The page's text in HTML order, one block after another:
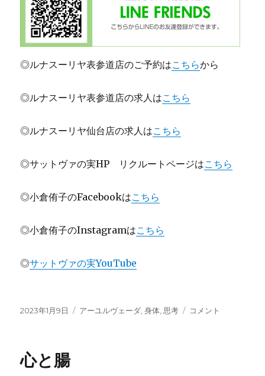
◎ルナスーリヤ表参道店のご予約はこちらから
◎ルナスーリヤ表参道店の求人はこちら
◎ルナスーリヤ仙台店の求人はこちら
◎サットヴァの実HP リクルートページはこちら
◎小倉侑子のFacebookはこちら
◎小倉侑子のInstagramはこちら
◎サットヴァの実YouTube
投
2023年1月9日
カ
アーユルヴェーダ ,身体 思考
心
コメント
心と腸